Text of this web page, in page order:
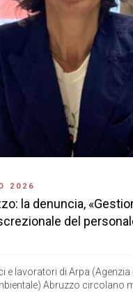
2026
la denuncia,
del
e lavoratori di Arpa (Agenzia
Abruzzo circolano